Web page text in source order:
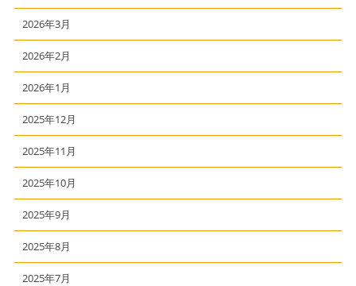
2026年3月
2026年2月
2026年1月
2025年12月
2025年11月
2025年10月
2025年9月
2025年8月
2025年7月